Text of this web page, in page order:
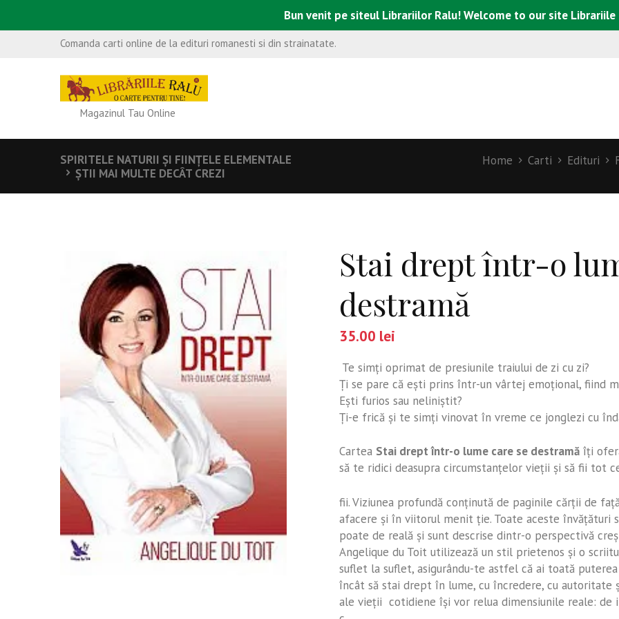
Bun venit pe siteul Librariilor Ralu! Welcome to our site Librariile
Comanda carti online de la edituri romanesti si din strainatate.
Magazinul Tau Online
SPIRITELE NATURII ŞI FIINŢELE ELEMENTALE
ŞTII MAI MULTE DECÂT CREZI
Home Carti Edituri
Stai drept într-o
destramă
35.00 lei
Te simţi oprimat de presiunile traiului de zi cu zi?
Ţi se pare că eşti prins într-un vârtej emoţional, fiind
Eşti furios sau neliniştit?
Ţi-e frică şi te simţi vinovat în vreme ce jonglezi cu
Cartea Stai drept într-o lume care se destramăîţi
să te ridici deasupra circumstanţelor vieţii şi să fii tot
fii. Viziunea profundă conţinută de paginile cărţii de
afacere şi în viitorul menit ţie. Toate aceste învăţături
poate de reală şi sunt descrise dintr-o perspectivă
Angelique du Toit utilizează un stil prietenos şi o
suflet la suflet, asigurându-te astfel că ai toată
încât să stai drept în lume, cu încredere, cu autoritate
ale vieţii cotidiene îşi vor relua dimensiunile reale: de